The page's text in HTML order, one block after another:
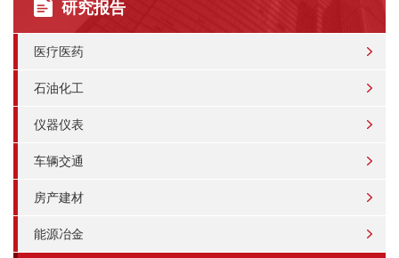
研究报告
医疗医药
石油化工
仪器仪表
车辆交通
房产建材
能源冶金